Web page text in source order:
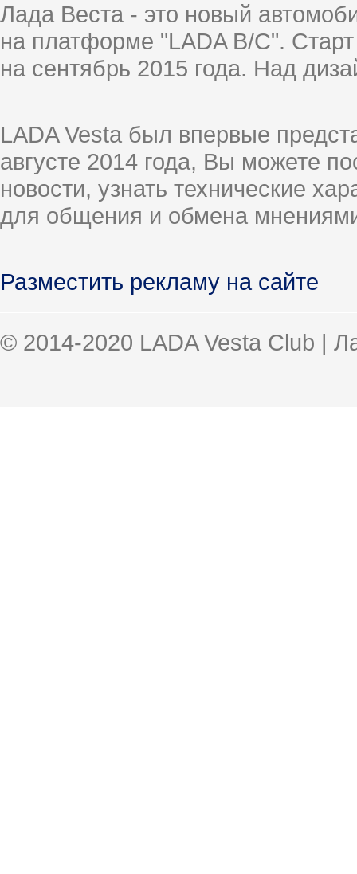
Лада Веста - это новый
на платформе "LADA B/C".
на сентябрь 2015 года. Над
LADA Vesta был впервые
августе 2014 года, Вы можете
новости, узнать технические
для общения и обмена
Разместить рекламу на сайте
© 2014-2020 LADA Vesta Club |